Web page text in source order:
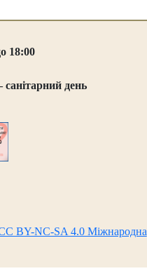
18:00
день
BY-NC-SA 4.0 Міжнародна